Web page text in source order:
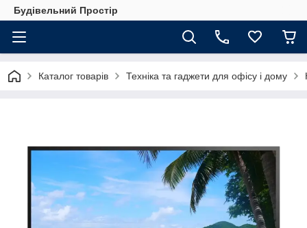
Будівельний Простір
Каталог товарів Техніка та гаджети для офісу і дому